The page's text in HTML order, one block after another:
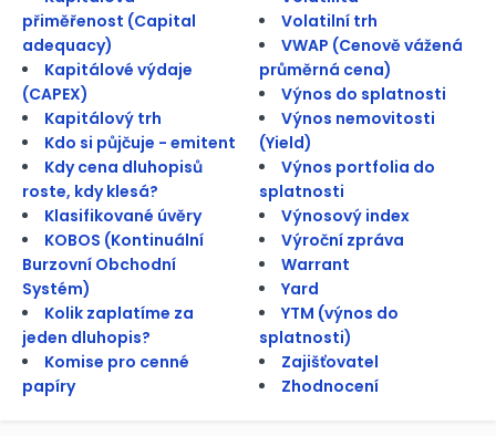
přiměřenost (Capital
adequacy)
Kapitálové výdaje
(CAPEX)
Kapitálový trh
Kdo si půjčuje - emitent
Kdy cena dluhopisů
roste, kdy klesá?
Klasifikované úvěry
KOBOS (Kontinuální
Burzovní Obchodní
Systém)
Kolik zaplatíme za
jeden dluhopis?
Komise pro cenné
papíry
Volatilní trh
VWAP (Cenově vážená
průměrná cena)
Výnos do splatnosti
Výnos nemovitosti
(Yield)
Výnos portfolia do
splatnosti
Výnosový index
Výroční zpráva
Warrant
Yard
YTM (výnos do
splatnosti)
Zajišťovatel
Zhodnocení